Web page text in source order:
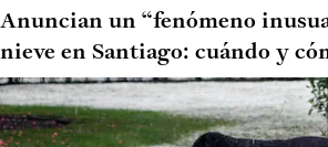
Anuncian un “fenómeno
nieve en Santiago: cuándo y